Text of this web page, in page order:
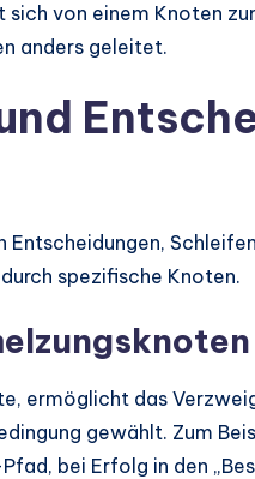
von einem Knoten
anders geleitet.
spezifische Knoten.
ermöglicht das
gewählt. Zum
bei Erfolg in den